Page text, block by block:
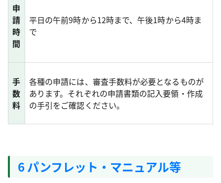
申
請
時
間
平日の午前9時から12時まで、午後1時から4時ま
で
手
数
料
各種の申請には、審査手数料が必要となるものが
あります。それぞれの申請書類の記入要領・作成
の手引をご確認ください。
6 パンフレット・マニュアル等